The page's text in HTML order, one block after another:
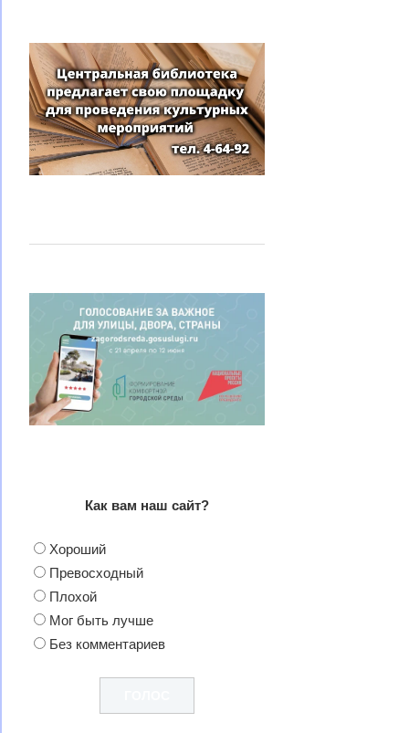
Как вам наш сайт?
Хороший
Превосходный
Плохой
Мог быть лучше
Без комментариев